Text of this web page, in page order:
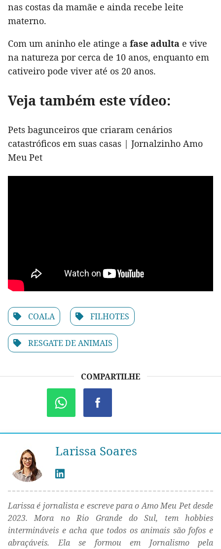
nas costas da mamãe e ainda recebe leite
materno.
Com um aninho ele atinge a fase adulta e vive
na natureza por cerca de 10 anos, enquanto em
cativeiro pode viver até os 20 anos.
Veja também este vídeo:
Pets bagunceiros que criaram cenários
catastróficos em suas casas | Jornalzinho Amo
Meu Pet
COALA FILHOTES
RESGATE DE ANIMAIS
COMPARTILHE
Larissa Soares
Larissa é jornalista e escreve para o Amo Meu Pet desde
2023. Mora no Rio Grande do Sul, tem hobbies
intermináveis e acha que todos os animais são fofos e
abraçáveis. Ela se formou em Jornalismo pela